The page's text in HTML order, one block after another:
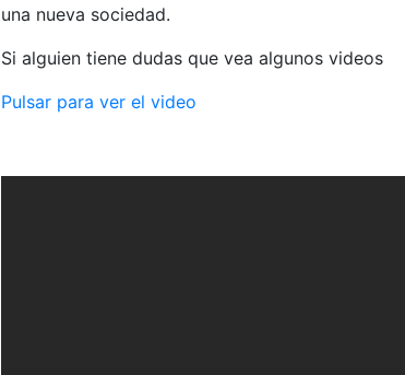
una nueva sociedad.
Si alguien tiene dudas que vea algunos videos
Pulsar para ver el video